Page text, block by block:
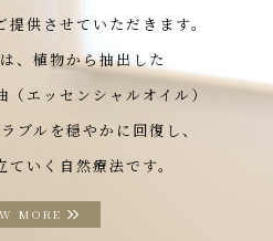
供させていただきます。
、植物から抽出した
エッセンシャルオイル）
ブルを穏やかに回復し、
いく自然療法です。
MORE